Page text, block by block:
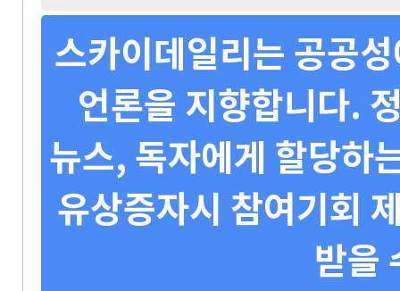
스카이데일리는 공공
언론을 지향합니다.
뉴스, 독자에게 할당하
유상증자시 참여기회
받을